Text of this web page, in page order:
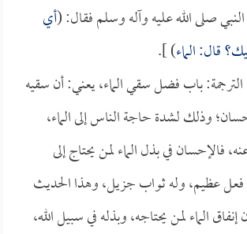
صلى الله عليه وآله وسلم فقال: (أي
قال: الماء) ].
باب فضل سقي الماء، يعني: أن سقيه
وذلك لشدة حاجة الناس إلى الماء،
فالإحسان في بذل الماء لمن يحتاج إلى
فعل عظيم، وله ثواب جزيل، وهذا الحديث
الماء لمن يحتاجه، وبذله في سبيل الله،